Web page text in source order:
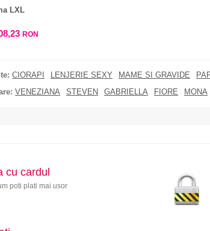
LXL
RON
CIORAPI LENJERIE SEXY MAME SI GRAVIDE
VENEZIANA STEVEN GABRIELLA FIORE MONA
cu cardul
poti plati mai usor